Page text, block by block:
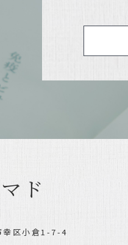
ド
幸区小倉1-7-4